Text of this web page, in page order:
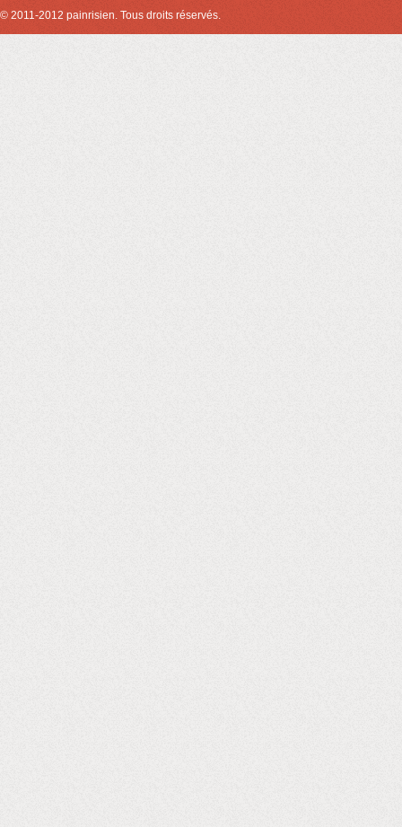
© 2011-2012 painrisien. Tous droits réservés.